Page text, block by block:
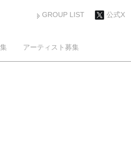
GROUP LIST 公式X
アーティスト募集